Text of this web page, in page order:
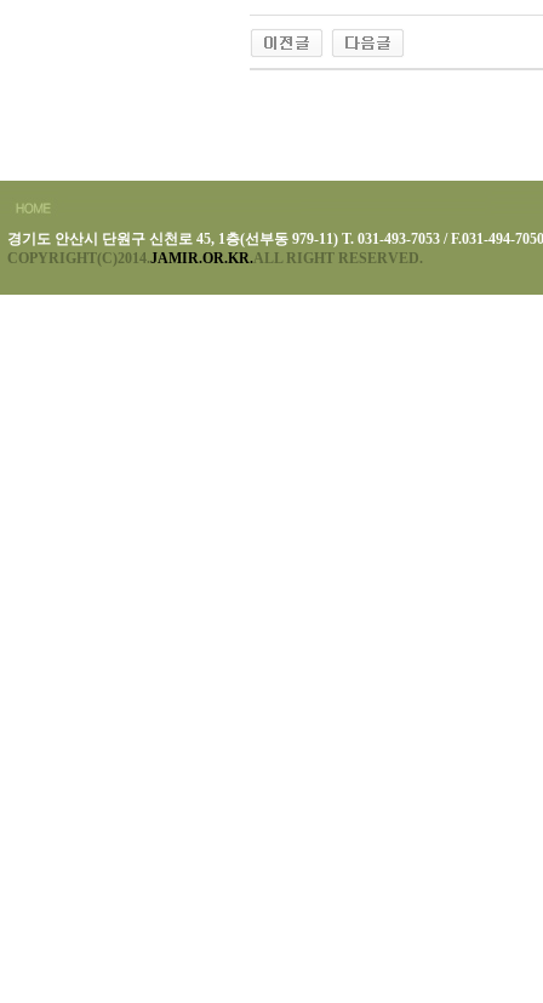
경기도 안산시 단원구 신천로 45, 1층(선부동 979-11) T. 031-493-7053 / F.031-494-7050
COPYRIGHT(C)2014.JAMIR.OR.KR.ALL RIGHT RESERVED.